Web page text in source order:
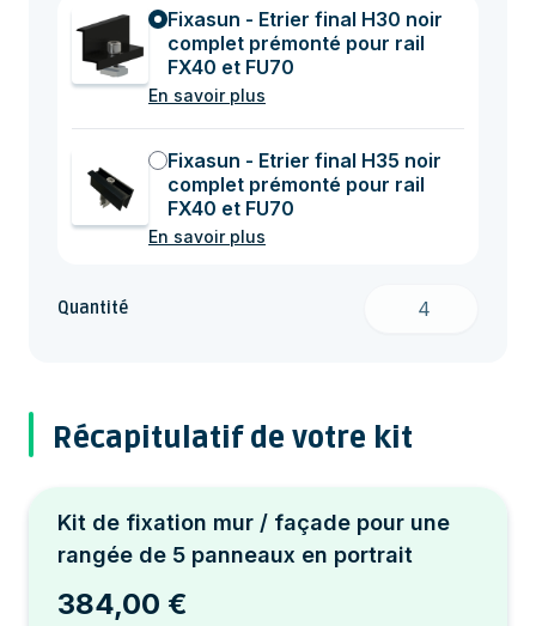
Fixasun - Etrier final H30 noir
complet prémonté pour rail
FX40 et FU70
En savoir plus
Fixasun - Etrier final H35 noir
complet prémonté pour rail
FX40 et FU70
En savoir plus
Quantité
Récapitulatif de votre kit
Kit de fixation mur / façade pour une
rangée de 5 panneaux en portrait
384,00 €